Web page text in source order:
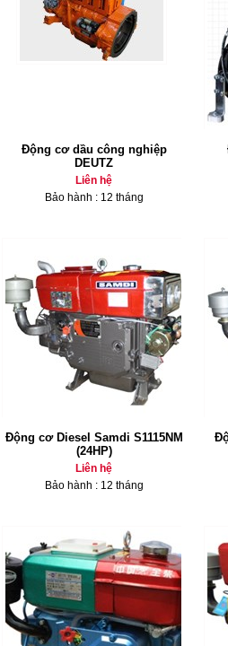
Động cơ dầu công nghiệp
DEUTZ
Liên hệ
Bảo hành : 12 tháng
Động cơ Diesel Samdi S1115NM
(24HP)
Liên hệ
Bảo hành : 12 tháng